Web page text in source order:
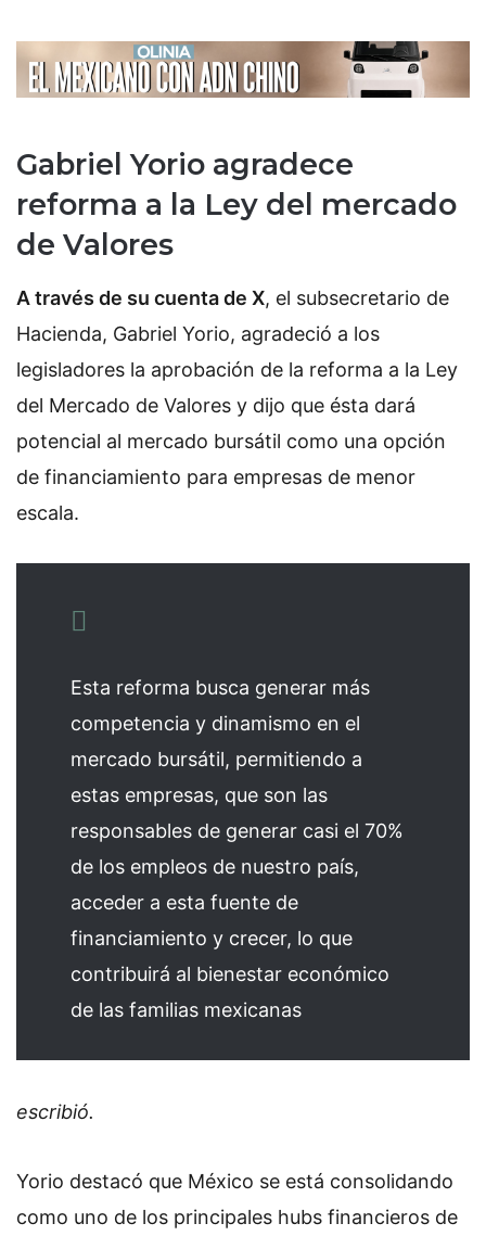
Gabriel Yorio agradece
reforma a la Ley del mercado
de Valores
A través de su cuenta de X, el subsecretario de
Hacienda, Gabriel Yorio, agradeció a los
legisladores la aprobación de la reforma a la Ley
del Mercado de Valores y dijo que ésta dará
potencial al mercado bursátil como una opción
de financiamiento para empresas de menor
escala.
Esta reforma busca generar más
competencia y dinamismo en el
mercado bursátil, permitiendo a
estas empresas, que son las
responsables de generar casi el 70%
de los empleos de nuestro país,
acceder a esta fuente de
financiamiento y crecer, lo que
contribuirá al bienestar económico
de las familias mexicanas
escribió.
Yorio destacó que México se está consolidando
como uno de los principales hubs financieros de